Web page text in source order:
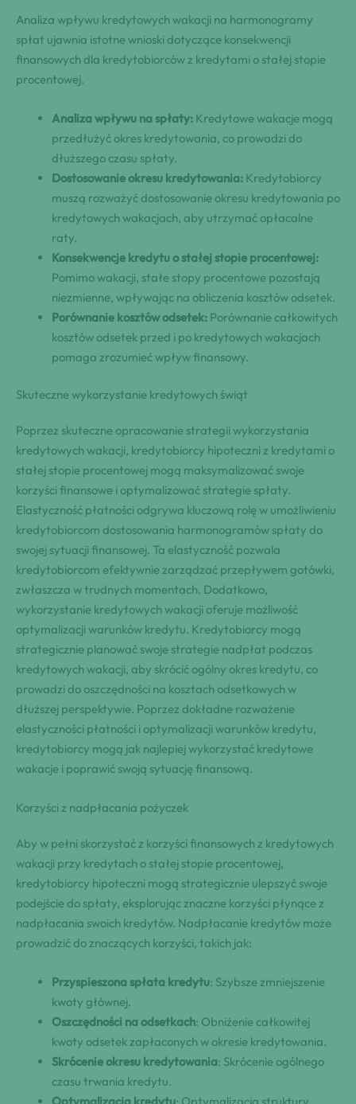
Analiza wpływu kredytowych wakacji na harmonogramy
spłat ujawnia istotne wnioski dotyczące konsekwencji
finansowych dla kredytobiorców z kredytami o stałej stopie
procentowej.
Analiza wpływu na spłaty: Kredytowe wakacje mogą
przedłużyć okres kredytowania, co prowadzi do
dłuższego czasu spłaty.
Dostosowanie okresu kredytowania: Kredytobiorcy
muszą rozważyć dostosowanie okresu kredytowania po
kredytowych wakacjach, aby utrzymać opłacalne
raty.
Konsekwencje kredytu o stałej stopie procentowej:
Pomimo wakacji, stałe stopy procentowe pozostają
niezmienne, wpływając na obliczenia kosztów odsetek.
Porównanie kosztów odsetek: Porównanie całkowitych
kosztów odsetek przed i po kredytowych wakacjach
pomaga zrozumieć wpływ finansowy.
Skuteczne wykorzystanie kredytowych świąt
Poprzez skuteczne opracowanie strategii wykorzystania
kredytowych wakacji, kredytobiorcy hipoteczni z kredytami o
stałej stopie procentowej mogą maksymalizować swoje
korzyści finansowe i optymalizować strategie spłaty.
Elastyczność płatności odgrywa kluczową rolę w umożliwieniu
kredytobiorcom dostosowania harmonogramów spłaty do
swojej sytuacji finansowej. Ta elastyczność pozwala
kredytobiorcom efektywnie zarządzać przepływem gotówki,
zwłaszcza w trudnych momentach. Dodatkowo,
wykorzystanie kredytowych wakacji oferuje możliwość
optymalizacji warunków kredytu. Kredytobiorcy mogą
strategicznie planować swoje strategie nadpłat podczas
kredytowych wakacji, aby skrócić ogólny okres kredytu, co
prowadzi do oszczędności na kosztach odsetkowych w
dłuższej perspektywie. Poprzez dokładne rozważenie
elastyczności płatności i optymalizacji warunków kredytu,
kredytobiorcy mogą jak najlepiej wykorzystać kredytowe
wakacje i poprawić swoją sytuację finansową.
Korzyści z nadpłacania pożyczek
Aby w pełni skorzystać z korzyści finansowych z kredytowych
wakacji przy kredytach o stałej stopie procentowej,
kredytobiorcy hipoteczni mogą strategicznie ulepszyć swoje
podejście do spłaty, eksplorując znaczne korzyści płynące z
nadpłacania swoich kredytów. Nadpłacanie kredytów może
prowadzić do znaczących korzyści, takich jak:
Przyspieszona spłata kredytu: Szybsze zmniejszenie
kwoty głównej.
Oszczędności na odsetkach: Obniżenie całkowitej
kwoty odsetek zapłaconych w okresie kredytowania.
Skrócenie okresu kredytowania: Skrócenie ogólnego
czasu trwania kredytu.